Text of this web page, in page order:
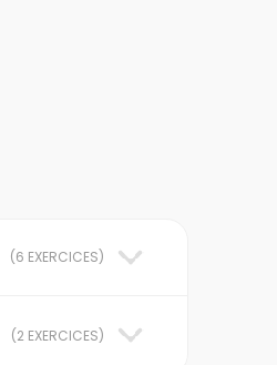
(6 EXERCICES)
(2 EXERCICES)